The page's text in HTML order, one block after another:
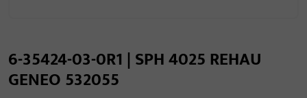
6-35424-03-0R1 | SPH 4025 REHAU
GENEO 532055